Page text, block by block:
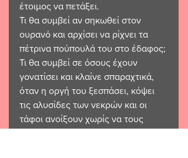
έτοιμος να πετάξει.
Τι θα συμβεί αν σηκωθεί στον
ουρανό και αρχίσει να ρίχνει τα
πέτρινα πούπουλά του στο έδαφος;
Τι θα συμβεί σε όσους έχουν
γονατίσει και κλαίνε σπαραχτικά,
όταν η οργή του ξεσπάσει, κόψει
τις αλυσίδες των νεκρών και οι
τάφοι ανοίξουν χωρίς να τους